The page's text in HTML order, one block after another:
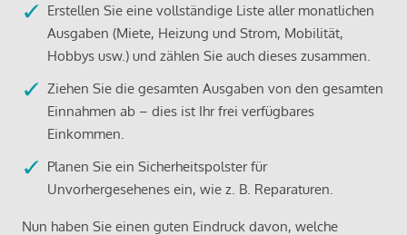
Erstellen Sie eine vollständige Liste aller monatlichen
Ausgaben (Miete, Heizung und Strom, Mobilität,
Hobbys usw.) und zählen Sie auch dieses zusammen.
Ziehen Sie die gesamten Ausgaben von den gesamten
Einnahmen ab – dies ist Ihr frei verfügbares
Einkommen.
Planen Sie ein Sicherheitspolster für
Unvorhergesehenes ein, wie z. B. Reparaturen.
Nun haben Sie einen guten Eindruck davon, welche